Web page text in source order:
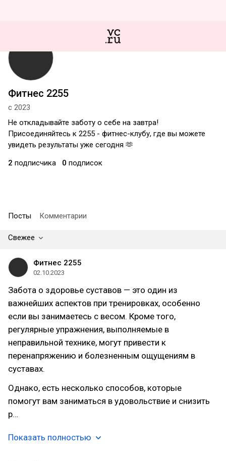
Фитнес 2255
с 2023
Не откладывайте заботу о себе на завтра!
Присоединяйтесь к 2255 - фитнес-клубу, где вы можете
увидеть результаты уже сегодня 🫶
2 подписчика 0 подписок
Посты Комментарии
Свежее
Фитнес 2255
02.10.2023
Забота о здоровье суставов — это один из
важнейших аспектов при тренировках, особенно
если вы занимаетесь с весом. Кроме того,
регулярные упражнения, выполняемые в
неправильной технике, могут привести к
перенапряжению и болезненным ощущениям в
суставах.
Однако, есть несколько способов, которые
помогут вам заниматься в удовольствие и снизить
р…
Показать полностью